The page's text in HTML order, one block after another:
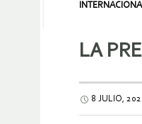
LA
8 JULIO,